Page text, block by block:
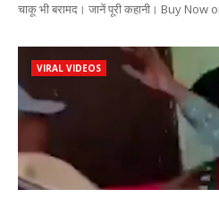
चाकू भी बरामद। जानें पूरी कहानी। Buy Now
VIRAL VIDEOS